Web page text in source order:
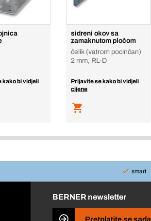
kako bi vidjeli
sidreni okov sa
zamaknutom pločom
čelik (vatrom pocinčan)
2 mm, RL-D
Prijavite se kako bi vidjeli
cijene
smart
BERNER newsletter